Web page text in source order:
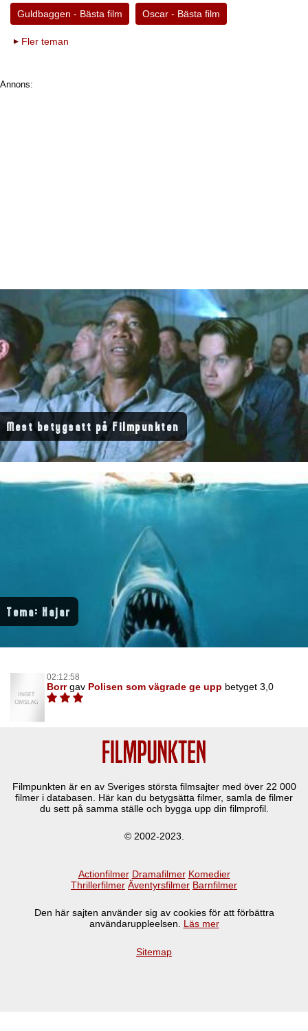
Guldbaggen - Bästa film Oscar - Bästa film
Fler teman
Annons:
Mest betygsatt på Filmpunkten
Tema: Hajar
02:12:58
Borrgav Polisen som vägrade ge upp betyget 3,0
Filmpunkten är en av Sveriges största filmsajter med över 22 000
filmer i databasen. Här kan du betygsätta filmer, samla de filmer
du sett på samma ställe och bygga upp din filmprofil.
© 2002-2023.
Actionfilmer Dramafilmer Komedier
Thrillerfilmer Äventyrsfilmer Barnfilmer
Den här sajten använder sig av cookies för att förbättra
användaruppleelsen. Läs mer
Sitemap